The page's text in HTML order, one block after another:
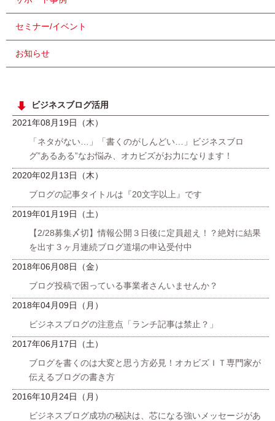
セミナー/イベント
お知らせ
ビジネスブログ活用
2021年08月19日（木）
「ネタがない…」「書くのがしんどい…」ビジネスブロ
グ”あるある”なお悩み、オカビズがお力になります！
2020年02月13日（木）
ブログの記事タイトルは『20文字以上』です
2019年01月19日（土）
【2/28募集〆切】情報公開３日後に定員超え！？絶対に結果
を出す３ヶ月連続ブログ道場の申込受付中
2018年06月08日（金）
ブログ投稿で困っている事業者さんいませんか？
2018年04月09日（月）
ビジネスブログの注意点「ランチ記事は禁止？」
2017年06月17日（土）
ブログを書くのは大変と思う方必見！オカビズＩＴ専門家が
伝えるブログの書き方
2016年10月24日（月）
ビジネスブログ成功の秘訣は、芯になる強いメッセージがあ